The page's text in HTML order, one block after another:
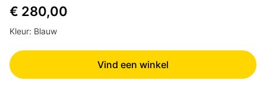
€ 280,00
Kleur: Blauw
Vind een winkel